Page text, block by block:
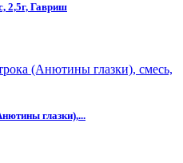
2,5г, Гавриш
глазки),...